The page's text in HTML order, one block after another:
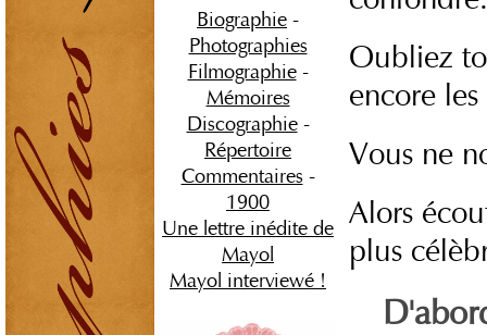
Biographie -
Photographies
Filmographie-
Mémoires
Discographie-
Répertoire
Commentaires -
1900
Une lettre inédite de
Mayol
Mayol interviewé !
Oubliez
encore
Vous ne
Alors
plus